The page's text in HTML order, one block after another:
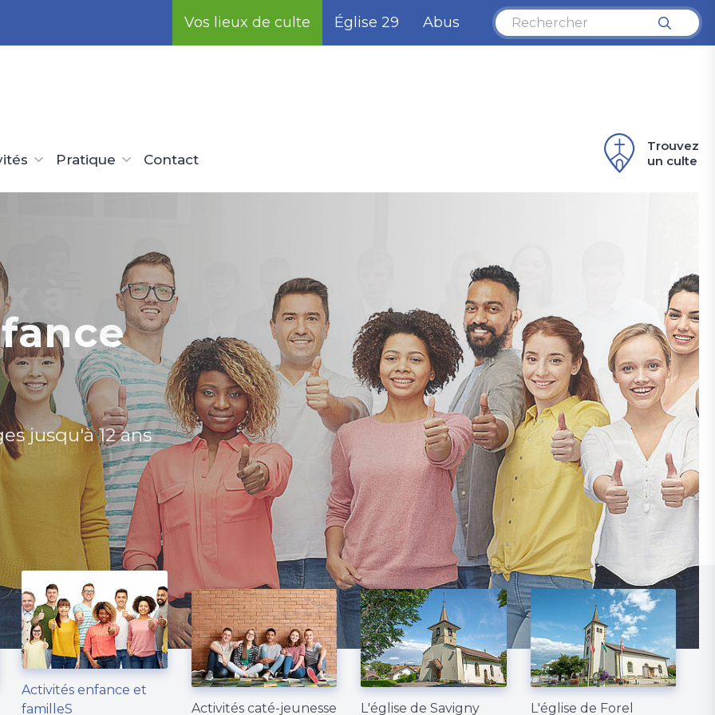
Vos lieux de culte Église 29 Abus
Pratique Contact
Trouvez
un culte
à
régional de
jusqu'à 12 ans
ans
Activités enfance et
familleS
Activités caté-jeunesse L'église de Savigny L'église de Forel